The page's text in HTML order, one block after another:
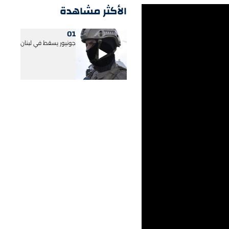
الأكثر مشاهدة
01
جونيور يسقط في لبنان